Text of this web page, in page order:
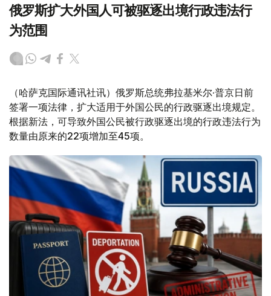
俄罗斯扩大外国人可被驱逐出境行政违法行
为范围
（哈萨克国际通讯社讯）俄罗斯总统弗拉基米尔·普京日前
签署一项法律，扩大适用于外国公民的行政驱逐出境规定。
根据新法，可导致外国公民被行政驱逐出境的行政违法行为
数量由原来的22项增加至45项。